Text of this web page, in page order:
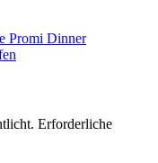
Promi Dinner
Erforderliche